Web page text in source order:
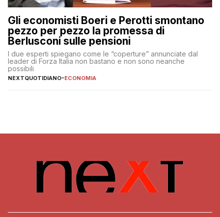
Gli economisti Boeri e Perotti smontano
pezzo per pezzo la promessa di
Berlusconi sulle pensioni
I due esperti spiegano come le “coperture” annunciate dal
leader di Forza Italia non bastano e non sono neanche
possibili
NEXTQUOTIDIANO-ECONOMIA